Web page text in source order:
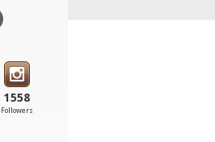
1558
Followers